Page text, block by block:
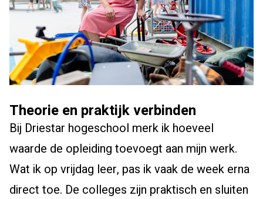
Theorie en praktijk verbinden
Bij Driestar hogeschool merk ik hoeveel
waarde de opleiding toevoegt aan mijn werk.
Wat ik op vrijdag leer, pas ik vaak de week erna
direct toe. De colleges zijn praktisch en sluiten